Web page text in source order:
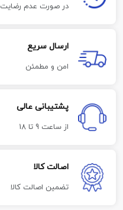
در صورت عدم رضایت
ارسال سریع
امن و مطمئن
پشتیبانی عالی
از ساعت 9 تا 18
اصالت کالا
تضمین اصالت کالا